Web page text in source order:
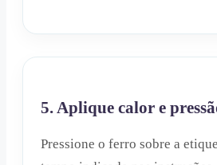
5. Aplique calor e
Pressione o ferro sobre a